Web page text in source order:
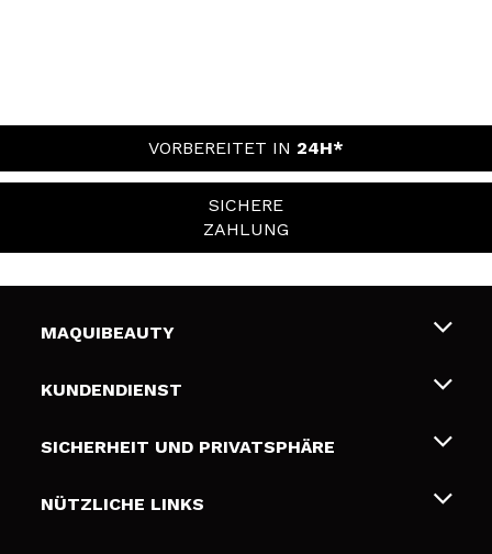
VORBEREITET IN 24H*
SICHERE
ZAHLUNG
MAQUIBEAUTY
Über uns
Geschenkkarten
KUNDENDIENST
Liefer- und Versandkosten
Zahlung
SICHERHEIT UND PRIVATSPHÄRE
Bedingungen und Datenschutz
NÜTZLICHE LINKS